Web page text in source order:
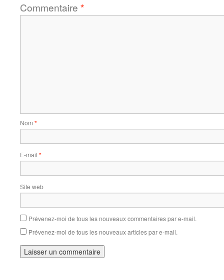
Commentaire *
Nom *
E-mail *
Site web
Prévenez-moi de tous les nouveaux commentaires par e-mail.
Prévenez-moi de tous les nouveaux articles par e-mail.